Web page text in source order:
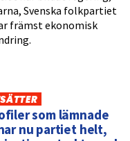
Svenska folkpartiet
främst ekonomisk
som lämnade
nu partiet helt,